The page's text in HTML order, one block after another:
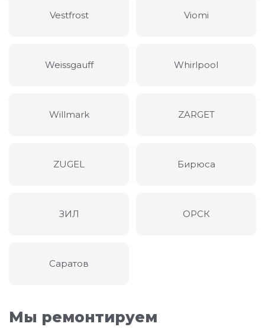
Vestfrost Viomi
Weissgauff Whirlpool
Willmark ZARGET
ZUGEL Бирюса
ЗИЛ ОРСК
Саратов
Мы ремонтируем